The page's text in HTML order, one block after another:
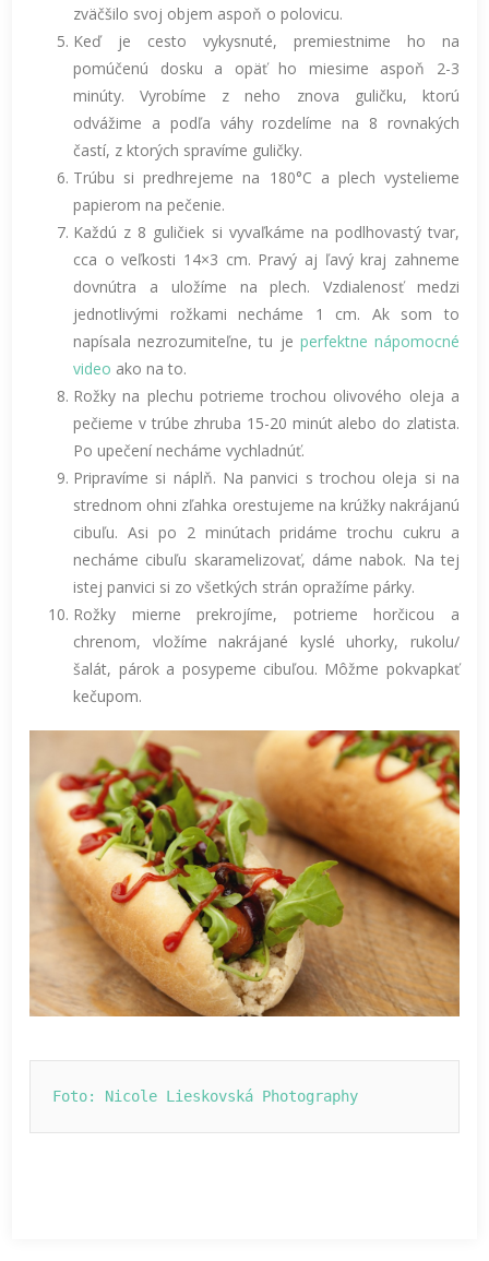
zväčšilo svoj objem aspoň o polovicu.
Keď je cesto vykysnuté, premiestnime ho na
pomúčenú dosku a opäť ho miesime aspoň 2-3
minúty. Vyrobíme z neho znova guličku, ktorú
odvážime a podľa váhy rozdelíme na 8 rovnakých
častí, z ktorých spravíme guličky.
Trúbu si predhrejeme na 180°C a plech vystelieme
papierom na pečenie.
Každú z 8 guličiek si vyvaľkáme na podlhovastý tvar,
cca o veľkosti 14×3 cm. Pravý aj ľavý kraj zahneme
dovnútra a uložíme na plech. Vzdialenosť medzi
jednotlivými rožkami necháme 1 cm. Ak som to
napísala nezrozumiteľne, tu je perfektne nápomocné
video ako na to.
Rožky na plechu potrieme trochou olivového oleja a
pečieme v trúbe zhruba 15-20 minút alebo do zlatista.
Po upečení necháme vychladnúť.
Pripravíme si náplň. Na panvici s trochou oleja si na
strednom ohni zľahka orestujeme na krúžky nakrájanú
cibuľu. Asi po 2 minútach pridáme trochu cukru a
necháme cibuľu skaramelizovať, dáme nabok. Na tej
istej panvici si zo všetkých strán opražíme párky.
Rožky mierne prekrojíme, potrieme horčicou a
chrenom, vložíme nakrájané kyslé uhorky, rukolu/
šalát, párok a posypeme cibuľou. Môžme pokvapkať
kečupom.
Foto: Nicole Lieskovská Photography